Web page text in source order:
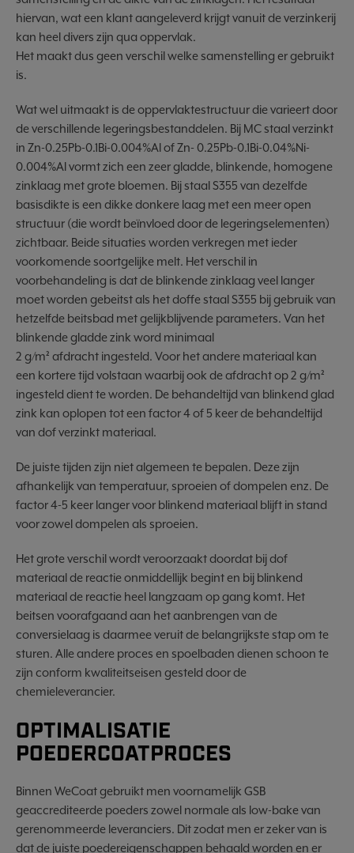
hiervan, wat een klant aangeleverd krijgt vanuit de verzinkerij
kan heel divers zijn qua oppervlak.
Het maakt dus geen verschil welke samenstelling er gebruikt
is.
Wat wel uitmaakt is de oppervlaktestructuur die varieert door
de verschillende legeringsbestanddelen. Bij MC staal verzinkt
in Zn-0.25Pb-0.1Bi-0.004%Al of Zn- 0.25Pb-0.1Bi-0.04%Ni-
0.004%Al vormt zich een zeer gladde, blinkende, homogene
zinklaag met grote bloemen. Bij staal S355 van dezelfde
basisdikte is een dikke donkere laag met een meer open
structuur (die wordt beïnvloed door de legeringselementen)
zichtbaar. Beide situaties worden verkregen met ieder
voorkomende soortgelijke melt. Het verschil in
voorbehandeling is dat de blinkende zinklaag veel langer
moet worden gebeitst als het doffe staal S355 bij gebruik van
hetzelfde beitsbad met gelijkblijvende parameters. Van het
blinkende gladde zink word minimaal
2 g/m² afdracht ingesteld. Voor het andere materiaal kan
een kortere tijd volstaan waarbij ook de afdracht op 2 g/m²
ingesteld dient te worden. De behandeltijd van blinkend glad
zink kan oplopen tot een factor 4 of 5 keer de behandeltijd
van dof verzinkt materiaal.
De juiste tijden zijn niet algemeen te bepalen. Deze zijn
afhankelijk van temperatuur, sproeien of dompelen enz. De
factor 4-5 keer langer voor blinkend materiaal blijft in stand
voor zowel dompelen als sproeien.
Het grote verschil wordt veroorzaakt doordat bij dof
materiaal de reactie onmiddellijk begint en bij blinkend
materiaal de reactie heel langzaam op gang komt. Het
beitsen voorafgaand aan het aanbrengen van de
conversielaag is daarmee veruit de belangrijkste stap om te
sturen. Alle andere proces en spoelbaden dienen schoon te
zijn conform kwaliteitseisen gesteld door de
chemieleverancier.
OPTIMALISATIE
POEDERCOATPROCES
Binnen WeCoat gebruikt men voornamelijk GSB
geaccrediteerde poeders zowel normale als low-bake van
gerenommeerde leveranciers. Dit zodat men er zeker van is
dat de juiste poedereigenschappen behaald worden en er